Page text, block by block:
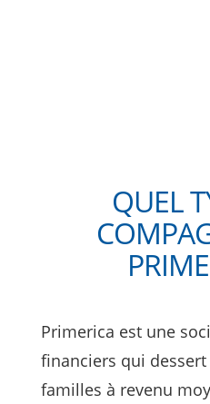
QUEL
Primerica est une
financiers qui
familles à revenu